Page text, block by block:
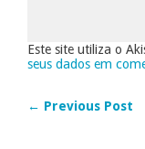
Este site utiliza o
seus dados em
← Previous Post